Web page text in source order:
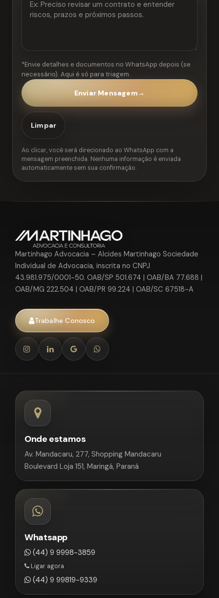
*Envie detalhes e documentos no WhatsApp depois (se
necessário). Aqui é só para triagem.
Enviar Mensagem →
Limpar
Ao clicar, você será direcionado ao WhatsApp com a
mensagem preenchida. Nenhuma informação é enviada
automaticamente sem sua confirmação.
Martinhago Advocacia – Alcides Martinhago Sociedade
Individual de Advocacia, inscrita no CNPJ
43.981.975/0001-50. OAB/SP 501.674 | OAB/BA 77.688 |
OAB/MG 222.504 | OAB/PR 99.224 | OAB/SC 67518-A
Trabalhe Conosco
Onde estamos
Av. Mandacaru, 277, Shopping Mandacaru
Boulevard Loja 151, Maringá, Paraná
Whatsapp
(44) 9 9998-3859
Ligar agora
(44) 9 99819-9339